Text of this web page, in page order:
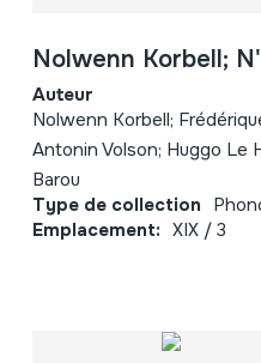
Nolwenn Korbell;
Auteur
Nolwenn Korbell;
Antonin Volson; Huggo Le
Barou
Type de collection
Emplacement: XIX / 3